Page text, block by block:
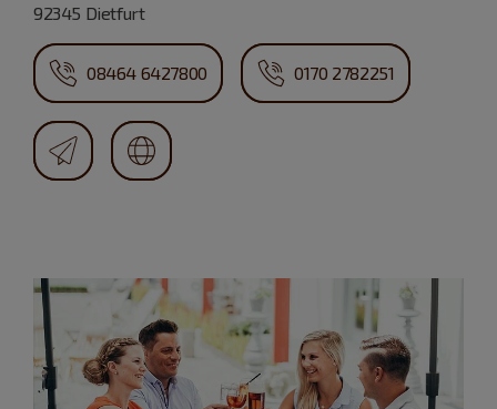
92345 Dietfurt
08464 6427800 0170 2782251